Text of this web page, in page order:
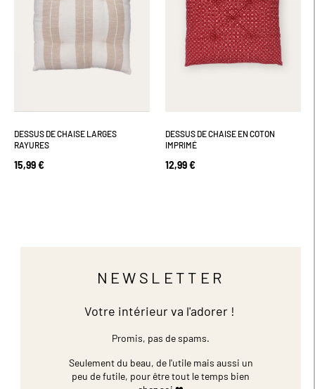
DESSUS DE CHAISE LARGES
RAYURES
15,99 €
DESSUS DE CHAISE EN COTON
IMPRIMÉ
12,99 €
NEWSLETTER
Votre intérieur va l'adorer !
Promis, pas de spams.
Seulement du beau, de l'utile mais aussi un
peu de futile, pour être tout le temps bien